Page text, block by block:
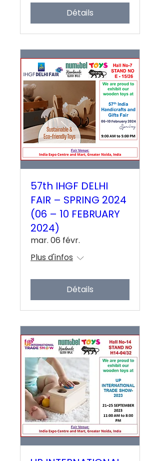
Détails
57th IHGF DELHI
FAIR – SPRING 2024
(06 – 10 FEBRUARY
2024)
mar. 06 févr.
Plus d'infos
Détails